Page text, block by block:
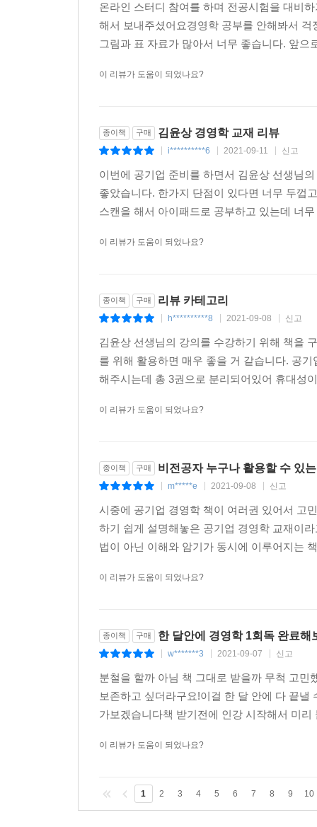
1. 특성이론(trait theory)
2. 행위이론(behavioral theory)
3. 상황이론(contingency theory)
1. 조직설계의 기본변수
2. 조직설계의 상황변수
3. 조직설계의 개념적 모형 - 기계적 조직과 유기적
4. 환경과 조직구조
5. 기술과 조직구조
제2절 조직의 형태
1. 단순 조직(simple structure)
2. 기능 조직(functional organization)
3. 사업부제 조직(divisional organization)
5. 네트워크 조직(network organization)
제3절 조직변화
1. 조직변화의 분류
2. 조직변화의 과정
3. 조직변화에 대한 저항과 관리
제4절 조직개발
3. 과정상담법(process consultation)
4. 그리드훈련(grid development)
5. 근로생활의 질(QOWL) 프로그램
제5절 조직수명주기와 조직문화
2. 조직문화
제6절 조직이론의 변천과정
1. 폐쇄 - 합리적 조직이론
온라인 스터디 참여를 하며 전공시험을 대비
해서 보내주셨어요경영학 공부를 안해봐서
그림과 표 자료가 많아서 너무 좋습니다. 앞
이 리뷰가 도움이 되었나요?
종이책 구매 김윤상 경영학 교재 리뷰
i**********6 2021-09-11 신고
이번에 공기업 준비를 하면서 김윤상 선생님
좋았습니다. 한가지 단점이 있다면 너무 두껍
스캔을 해서 아이패드로 공부하고 있는데 너
이 리뷰가 도움이 되었나요?
종이책 구매 리뷰 카테고리
h**********8 2021-09-08 신고
김윤상 선생님의 강의를 수강하기 위해 책을
를 위해 활용하면 매우 좋을 거 같습니다. 공
해주시는데 총 3권으로 분리되어있어 휴대성
이 리뷰가 도움이 되었나요?
종이책 구매 비전공자 누구나 활용할 수 있
m*****e 2021-09-08 신고
시중에 공기업 경영학 책이 여러권 있어서 고
하기 쉽게 설명해놓은 공기업 경영학 교재이
법이 아닌 이해와 암기가 동시에 이루어지는
이 리뷰가 도움이 되었나요?
종이책 구매 한 달안에 경영학 1회독 완료해
w*******3 2021-09-07 신고
분철을 할까 아님 책 그대로 받을까 무척 고
보존하고 싶더라구요!이걸 한 달 안에 다 끝
가보겠습니다책 받기전에 인강 시작해서 미
이 리뷰가 도움이 되었나요?
1 2 3 4 5 6 7 8 9 10